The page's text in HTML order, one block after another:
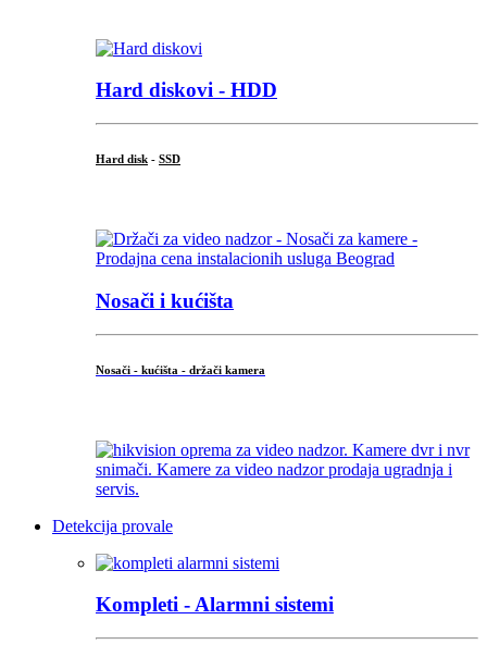
Hard diskovi - HDD
Hard disk - SSD
Nosači i kućišta
Nosači - kućišta - držači kamera
Detekcija provale
Kompleti - Alarmni sistemi